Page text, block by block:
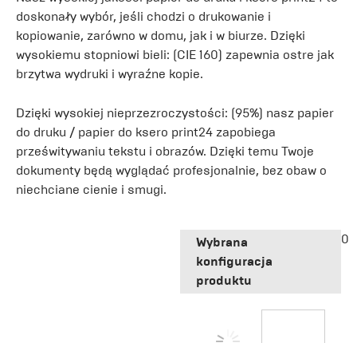
doskonały wybór, jeśli chodzi o drukowanie i
kopiowanie, zarówno w domu, jak i w biurze. Dzięki
wysokiemu stopniowi bieli: (CIE 160) zapewnia ostre jak
brzytwa wydruki i wyraźne kopie.
Dzięki wysokiej nieprzezroczystości: (95%) nasz papier
do druku / papier do ksero print24 zapobiega
prześwitywaniu tekstu i obrazów. Dzięki temu Twoje
dokumenty będą wyglądać profesjonalnie, bez obaw o
niechciane cienie i smugi.
Wybrana
konfiguracja
produktu
0